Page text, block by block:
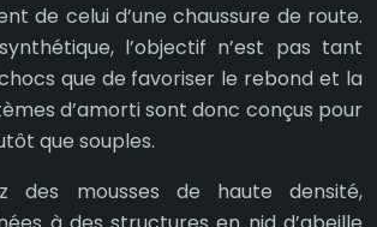
de celui d’une chaussure de route.
l’objectif n’est pas tant
que de favoriser le rebond et la
d’amorti sont donc conçus pour
que souples.
des mousses de haute densité,